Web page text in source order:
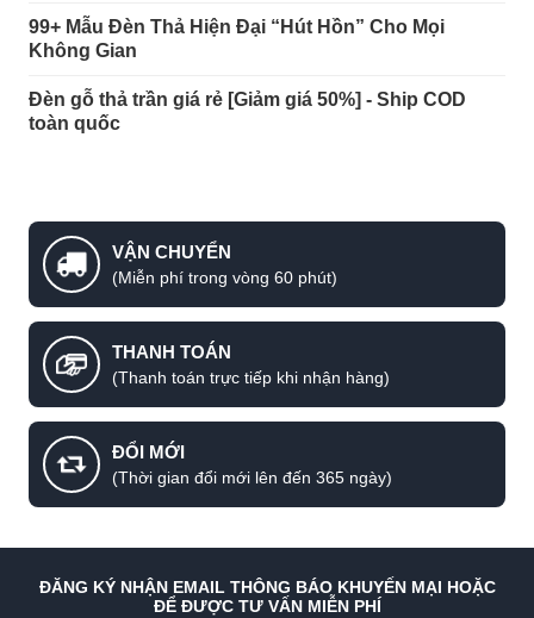
Bộ đèn trang trí cao cấp phong cách hiện đại.
99+ Mẫu Đèn Thả Hiện Đại “Hút Hồn” Cho Mọi
Không Gian
Đèn gỗ thả trần giá rẻ [Giảm giá 50%] - Ship COD
toàn quốc
VẬN CHUYỂN
(Miễn phí trong vòng 60 phút)
THANH TOÁN
(Thanh toán trực tiếp khi nhận hàng)
ĐỔI MỚI
(Thời gian đổi mới lên đến 365 ngày)
ĐĂNG KÝ NHẬN EMAIL THÔNG BÁO KHUYẾN MẠI HOẶC
ĐỂ ĐƯỢC TƯ VẤN MIỄN PHÍ